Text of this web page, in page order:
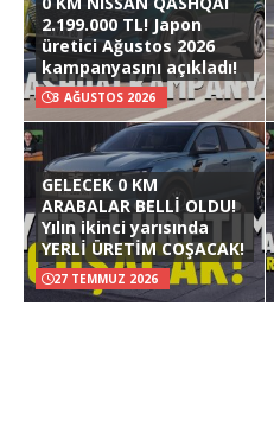
2.199.000 TL! Japon
üretici Ağustos 2026
kampanyasını açıkladı!
3 AĞUSTOS 2026
GELECEK 0 KM
ARABALAR BELLİ OLDU!
Yılın ikinci yarısında
YERLİ ÜRETİM COŞACAK!
27 TEMMUZ 2026